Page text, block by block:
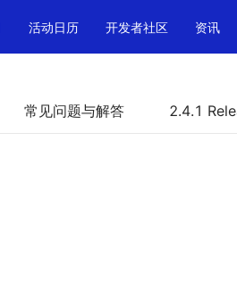
活动日历 开发者社区 资讯
常见问题与解答 2.4.1